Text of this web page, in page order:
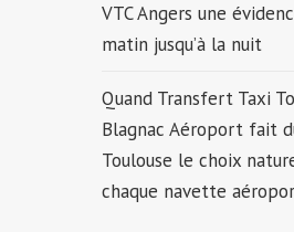
VTC Angers une
matin jusqu’à la nuit
Quand Transfert Taxi
Blagnac Aéroport fait
Toulouse le choix
chaque navette